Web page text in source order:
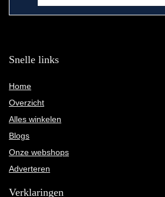
Snelle links
Home
Overzicht
Alles winkelen
Blogs
Onze webshops
Adverteren
Verklaringen